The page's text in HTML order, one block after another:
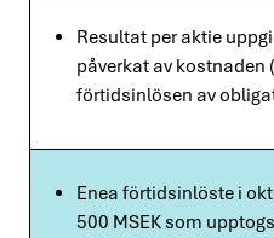
Resultat per aktie
påverkat av kostnaden
förtidsinlösen av
Enea förtidsinlöste i
500 MSEK som